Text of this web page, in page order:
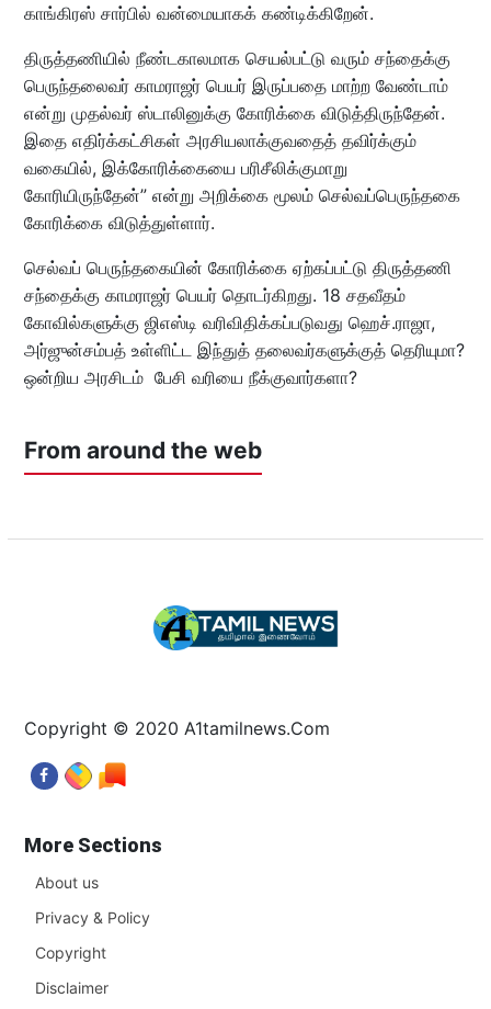
காங்கிரஸ் சார்பில் வன்மையாகக் கண்டிக்கிறேன்.
திருத்தணியில் நீண்டகாலமாக செயல்பட்டு வரும் சந்தைக்கு
பெருந்தலைவர் காமராஜர் பெயர் இருப்பதை மாற்ற வேண்டாம்
என்று முதல்வர் ஸ்டாலினுக்கு கோரிக்கை விடுத்திருந்தேன்.
இதை எதிர்க்கட்சிகள் அரசியலாக்குவதைத் தவிர்க்கும்
வகையில், இக்கோரிக்கையை பரிசீலிக்குமாறு
கோரியிருந்தேன்” என்று அறிக்கை மூலம் செல்வப்பெருந்தகை
கோரிக்கை விடுத்துள்ளார்.
செல்வப் பெருந்தகையின் கோரிக்கை ஏற்கப்பட்டு திருத்தணி
சந்தைக்கு காமராஜர் பெயர் தொடர்கிறது. 18 சதவீதம்
கோவில்களுக்கு ஜிஎஸ்டி வரிவிதிக்கப்படுவது ஹெச்.ராஜா,
அர்ஜுன்சம்பத் உள்ளிட்ட இந்துத் தலைவர்களுக்குத் தெரியுமா?
ஒன்றிய அரசிடம் பேசி வரியை நீக்குவார்களா?
From around the web
Copyright © 2020 A1tamilnews.Com
More Sections
About us
Privacy & Policy
Copyright
Disclaimer